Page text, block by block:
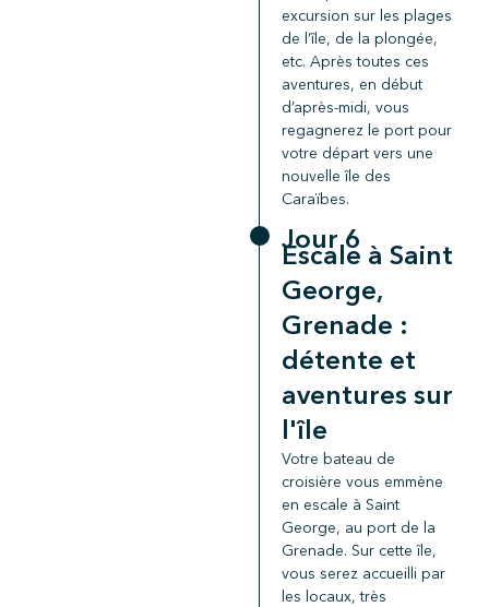
excursion sur les plages
de l’île, de la plongée,
etc. Après toutes ces
aventures, en début
d’après-midi, vous
regagnerez le port pour
votre départ vers une
nouvelle île des
Caraïbes.
Jour 6
Escale à Saint
George,
Grenade :
détente et
aventures sur
l'île
Votre bateau de
croisière vous emmène
en escale à Saint
George, au port de la
Grenade. Sur cette île,
vous serez accueilli par
les locaux, très